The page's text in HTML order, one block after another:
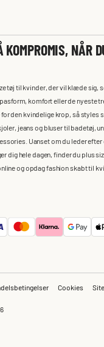
KOMPROMIS, NÅR
tøj til kvinder, der vil klæde sig,
komfort eller de nyeste
den kvindelige krop, så styles
jeans og bluser til badetøj,
Uanset om du leder
dig hele dagen, finder du plus
og opdag fashion skabt til
Cookies